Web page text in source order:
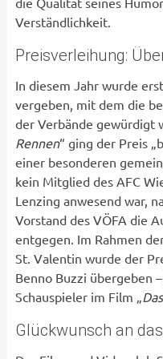
Verständlichkeit.
Preisverleihung:
In diesem Jahr wurde
vergeben, mit dem die
der Verbände gewürdigt
Rennen“ ging der Preis
einer besonderen
kein Mitglied des AFC
Lenzing anwesend war,
Vorstand des VÖFA die
entgegen. Im Rahmen
St. Valentin wurde der
Benno Buzzi übergeben
Schauspieler im Film „
Glückwunsch an